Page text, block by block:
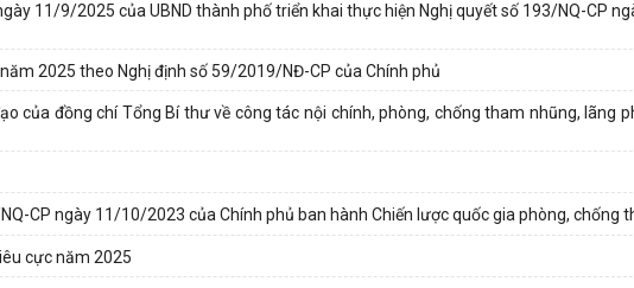
11/9/2025 của UBND thành phố triển khai thực hiện Nghị quyết số 193/NQ-CP
2025 theo Nghị định số 59/2019/NĐ-CP của Chính phủ
của đồng chí Tổng Bí thư về công tác nội chính, phòng, chống tham nhũng, lãng
CP ngày 11/10/2023 của Chính phủ ban hành Chiến lược quốc gia phòng, chống
cực năm 2025